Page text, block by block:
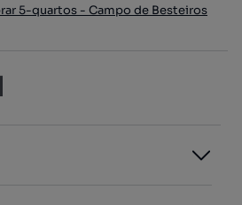
5-quartos - Campo de Besteiros